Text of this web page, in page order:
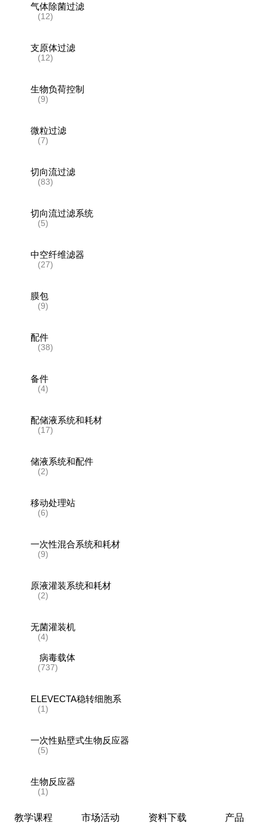
气体除菌过滤
(12)
支原体过滤
(12)
生物负荷控制
(9)
微粒过滤
(7)
切向流过滤
(83)
切向流过滤系统
(5)
中空纤维滤器
(27)
膜包
(9)
配件
(38)
备件
(4)
配储液系统和耗材
(17)
储液系统和配件
(2)
移动处理站
(6)
一次性混合系统和耗材
(9)
原液灌装系统和耗材
(2)
无菌灌装机
(4)
病毒载体
(737)
ELEVECTA稳转细胞系
(1)
一次性贴壁式生物反应器
(5)
生物反应器
(1)
层析系统和层析柱
教学课程 市场活动 资料下载 产品